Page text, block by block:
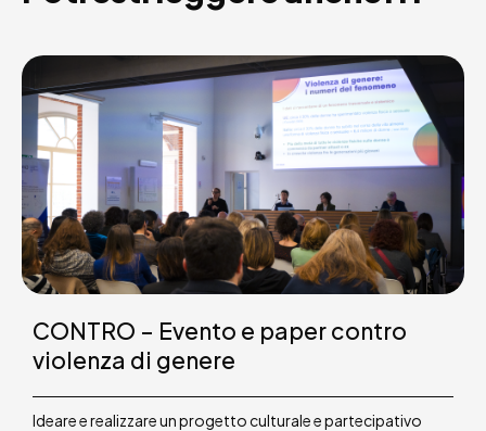
CONTRO – Evento e paper contro
violenza di genere
Ideare e realizzare un progetto culturale e partecipativo